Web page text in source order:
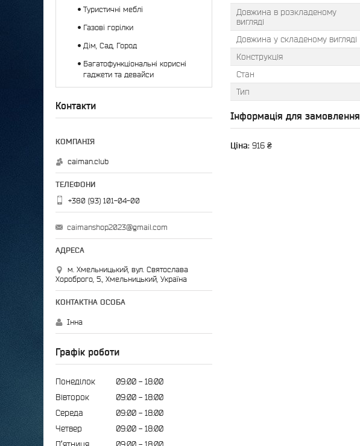
Довжина в розкладеному
вигляді
Довжина у складеному вигляді
Конструкція
Стан
Тип
Інформація для замовлення
Ціна: 916 ₴
Туристичні меблі
Газові горілки
Дім, Сад, Город
Багатофункціональні корисні
гаджети та девайси
Контакти
caiman.club
+380 (93) 101-04-00
caimanshop2023@gmail.com
м. Хмельницький, вул. Святослава
Хороброго, 5., Хмельницький, Україна
Інна
Графік роботи
Понеділок 09:00
18:00
Вівторок
09:00
18:00
Середа
09:00
18:00
Четвер
09:00
18:00
Пʼятниця
09:00 18:00